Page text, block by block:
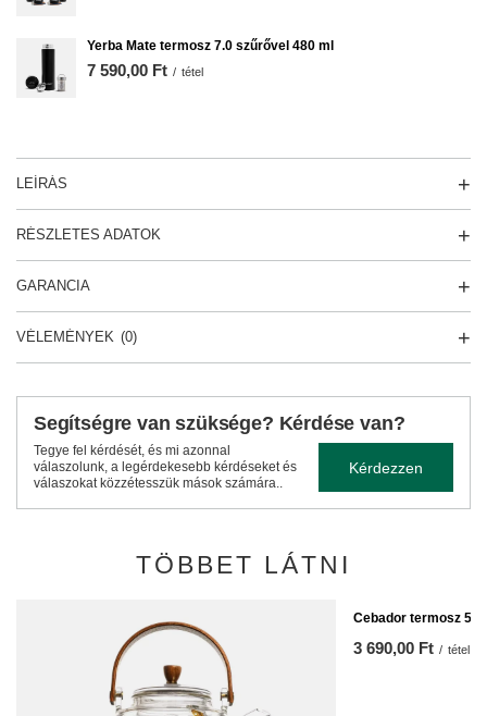
Yerba Mate termosz 7.0 szűrővel 480 ml
7 590,00 Ft / tétel
LEÍRÁS
RÉSZLETES ADATOK
GARANCIA
VÉLEMÉNYEK (0)
Segítségre van szüksége? Kérdése van?
Tegye fel kérdését, és mi azonnal
válaszolunk, a legérdekesebb kérdéseket és
válaszokat közzétesszük mások számára..
Kérdezzen
TÖBBET LÁTNI
Cebador termosz
3 690,00 Ft / tétel